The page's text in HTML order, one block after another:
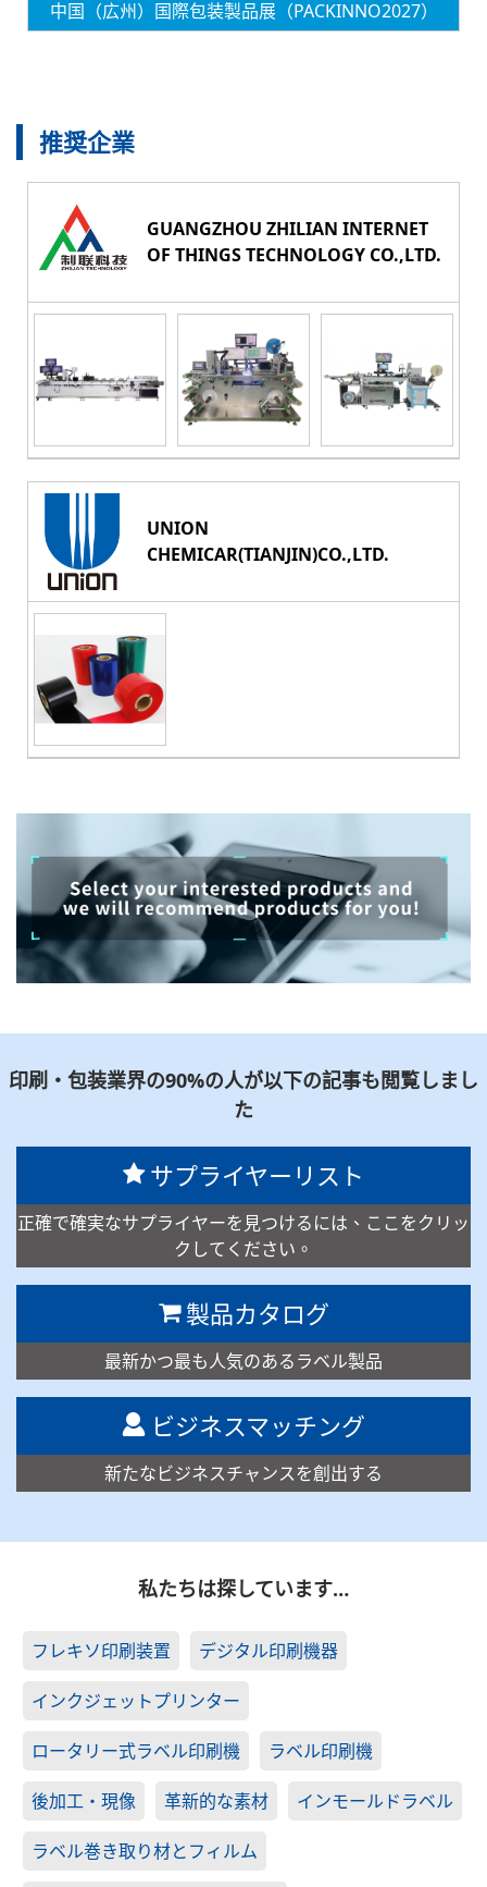
中国（広州）国際包装製品展（PACKINNO2027）
推奨企業
GUANGZHOU ZHILIAN INTERNET
OF THINGS TECHNOLOGY CO.,LTD.
UNION
CHEMICAR(TIANJIN)CO.,LTD.
印刷・包装業界の90%の人が以下の記事も閲覧しまし
た
サプライヤーリスト
正確で確実なサプライヤーを見つけるには、ここをクリッ
クしてください。
製品カタログ
最新かつ最も人気のあるラベル製品
ビジネスマッチング
新たなビジネスチャンスを創出する
私たちは探しています…
フレキソ印刷装置 デジタル印刷機器
インクジェットプリンター
ロータリー式ラベル印刷機 ラベル印刷機
後加工・現像 革新的な素材 インモールドラベル
ラベル巻き取り材とフィルム